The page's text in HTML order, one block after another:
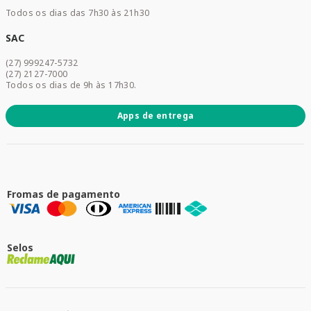
Dermocosméticos
Promoções
Todos os dias das 7h30 às 21h30
SAC
(27) 999247-5732
(27) 2127-7000
Todos os dias de 9h às 17h30.
Apps de entrega
Fromas de pagamento
Selos